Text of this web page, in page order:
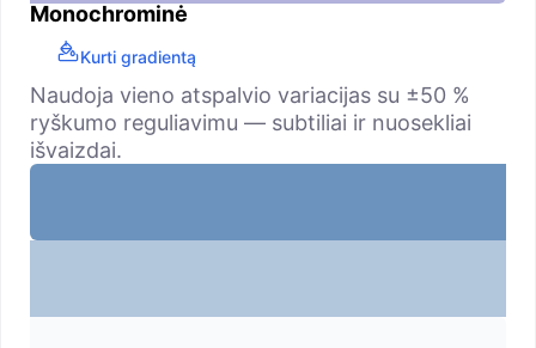
Monochrominė
Kurti gradientą
Naudoja vieno atspalvio variacijas su ±50 %
ryškumo reguliavimu — subtiliai ir nuosekliai
išvaizdai.